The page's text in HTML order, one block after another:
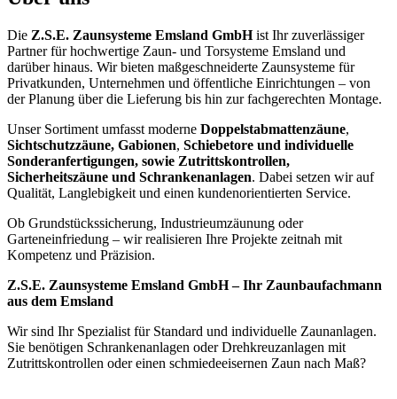
Die Z.S.E. Zaunsysteme Emsland GmbHist Ihr zuverlässiger
Partner für hochwertige Zaun- und Torsysteme Emsland und
darüber hinaus. Wir bieten maßgeschneiderte Zaunsysteme für
Privatkunden, Unternehmen und öffentliche Einrichtungen – von
der Planung über die Lieferung bis hin zur fachgerechten Montage.
Unser Sortiment umfasst moderne Doppelstabmattenzäune,
Sichtschutzzäune, Gabionen, Schiebetore und individuelle
Sonderanfertigungen, sowie Zutrittskontrollen,
Sicherheitszäune und Schrankenanlagen. Dabei setzen wir auf
Qualität, Langlebigkeit und einen kundenorientierten Service.
Ob Grundstückssicherung, Industrieumzäunung oder
Garteneinfriedung – wir realisieren Ihre Projekte zeitnah mit
Kompetenz und Präzision.
Z.S.E. Zaunsysteme Emsland GmbH – Ihr Zaunbaufachmann
aus dem Emsland
Wir sind Ihr Spezialist für Standard und individuelle Zaunanlagen.
Sie benötigen Schrankenanlagen oder Drehkreuzanlagen mit
Zutrittskontrollen oder einen schmiedeeisernen Zaun nach Maß?